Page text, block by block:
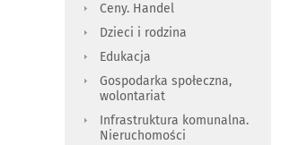
Ceny. Handel
Dzieci i rodzina
Edukacja
Gospodarka społeczna,
wolontariat
Infrastruktura komunalna.
Nieruchomości